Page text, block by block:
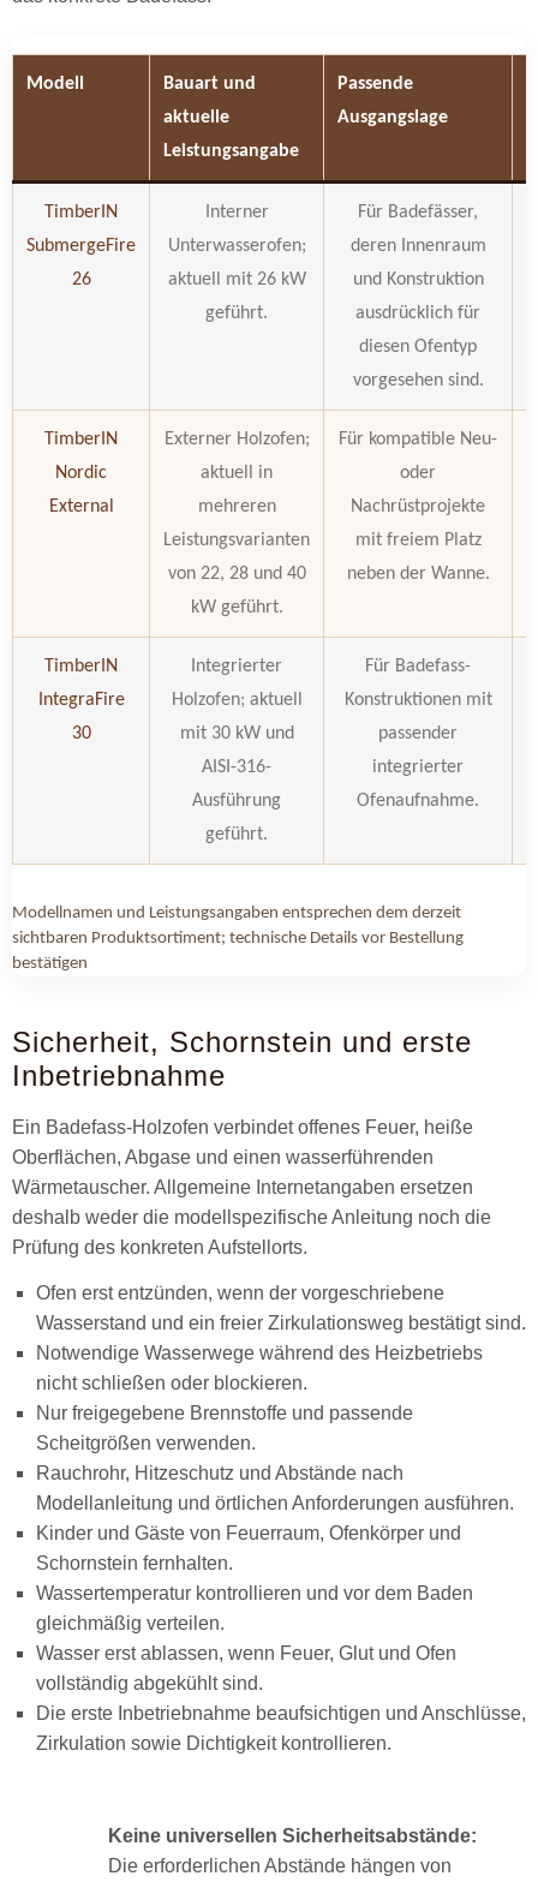
Modell
Bauart und
aktuelle
Leistungsangabe
Passende
Ausgangslage
TimberIN
SubmergeFire
26
Interner
Unterwasserofen;
aktuell mit 26 kW
geführt.
Für Badefässer,
deren Innenraum
und Konstruktion
ausdrücklich für
diesen Ofentyp
vorgesehen sind.
TimberIN
Nordic
External
Externer Holzofen;
aktuell in
mehreren
Leistungsvarianten
von 22, 28 und 40
kW geführt.
Für kompatible Neu-
oder
Nachrüstprojekte
mit freiem Platz
neben der Wanne.
TimberIN
IntegraFire
30
Integrierter
Holzofen; aktuell
mit 30 kW und
AISI-316-
Ausführung
geführt.
Für Badefass-
Konstruktionen mit
passender
integrierter
Ofenaufnahme.
Modellnamen und Leistungsangaben entsprechen dem derzeit
sichtbaren Produktsortiment; technische Details vor Bestellung
bestätigen
Sicherheit, Schornstein und erste
Inbetriebnahme
Ein Badefass-Holzofen verbindet offenes Feuer, heiße
Oberflächen, Abgase und einen wasserführenden
Wärmetauscher. Allgemeine Internetangaben ersetzen
deshalb weder die modellspezifische Anleitung noch die
Prüfung des konkreten Aufstellorts.
Ofen erst entzünden, wenn der vorgeschriebene
Wasserstand und ein freier Zirkulationsweg bestätigt sind.
Notwendige Wasserwege während des Heizbetriebs
nicht schließen oder blockieren.
Nur freigegebene Brennstoffe und passende
Scheitgrößen verwenden.
Rauchrohr, Hitzeschutz und Abstände nach
Modellanleitung und örtlichen Anforderungen ausführen.
Kinder und Gäste von Feuerraum, Ofenkörper und
Schornstein fernhalten.
Wassertemperatur kontrollieren und vor dem Baden
gleichmäßig verteilen.
Wasser erst ablassen, wenn Feuer, Glut und Ofen
vollständig abgekühlt sind.
Die erste Inbetriebnahme beaufsichtigen und Anschlüsse,
Zirkulation sowie Dichtigkeit kontrollieren.
Keine universellen Sicherheitsabstände:
Die erforderlichen Abstände hängen von